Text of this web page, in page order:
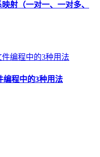
射（一对一、一对多、
编程中的3种用法